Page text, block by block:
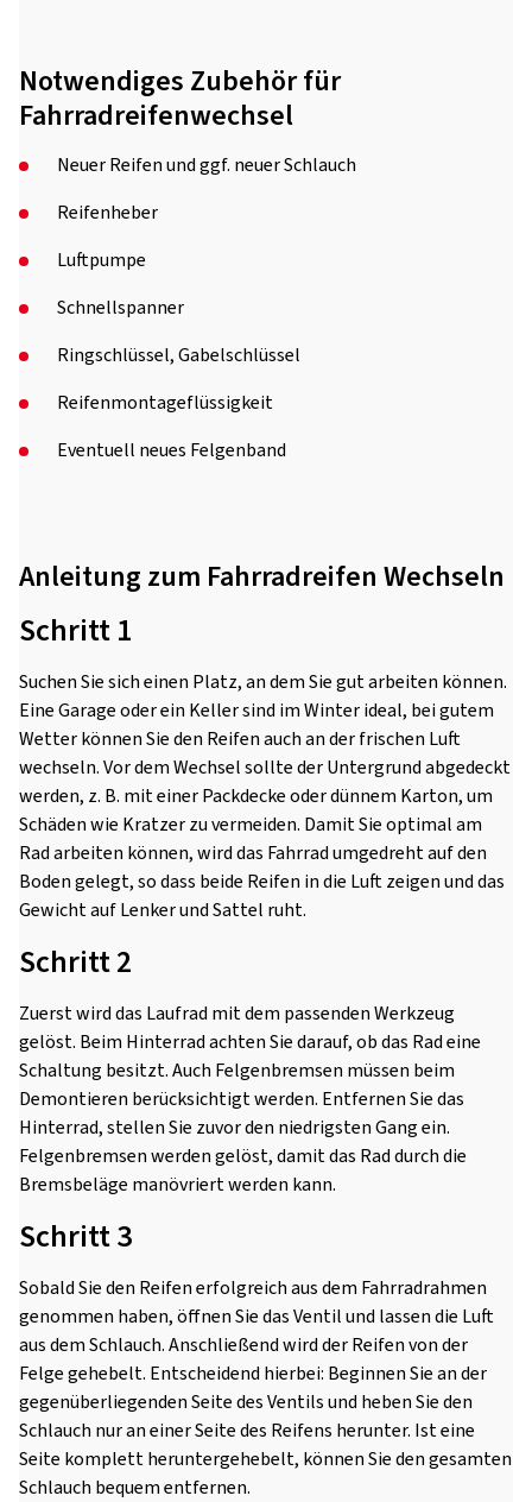
Notwendiges Zubehör für
Fahrradreifenwechsel
Neuer Reifen und ggf. neuer Schlauch
Reifenheber
Luftpumpe
Schnellspanner
Ringschlüssel, Gabelschlüssel
Reifenmontageflüssigkeit
Eventuell neues Felgenband
Anleitung zum Fahrradreifen Wechseln
Schritt 1
Suchen Sie sich einen Platz, an dem Sie gut arbeiten können.
Eine Garage oder ein Keller sind im Winter ideal, bei gutem
Wetter können Sie den Reifen auch an der frischen Luft
wechseln. Vor dem Wechsel sollte der Untergrund abgedeckt
werden, z. B. mit einer Packdecke oder dünnem Karton, um
Schäden wie Kratzer zu vermeiden. Damit Sie optimal am
Rad arbeiten können, wird das Fahrrad umgedreht auf den
Boden gelegt, so dass beide Reifen in die Luft zeigen und das
Gewicht auf Lenker und Sattel ruht.
Schritt 2
Zuerst wird das Laufrad mit dem passenden Werkzeug
gelöst. Beim Hinterrad achten Sie darauf, ob das Rad eine
Schaltung besitzt. Auch Felgenbremsen müssen beim
Demontieren berücksichtigt werden. Entfernen Sie das
Hinterrad, stellen Sie zuvor den niedrigsten Gang ein.
Felgenbremsen werden gelöst, damit das Rad durch die
Bremsbeläge manövriert werden kann.
Schritt 3
Sobald Sie den Reifen erfolgreich aus dem Fahrradrahmen
genommen haben, öffnen Sie das Ventil und lassen die Luft
aus dem Schlauch. Anschließend wird der Reifen von der
Felge gehebelt. Entscheidend hierbei: Beginnen Sie an der
gegenüberliegenden Seite des Ventils und heben Sie den
Schlauch nur an einer Seite des Reifens herunter. Ist eine
Seite komplett heruntergehebelt, können Sie den gesamten
Schlauch bequem entfernen.